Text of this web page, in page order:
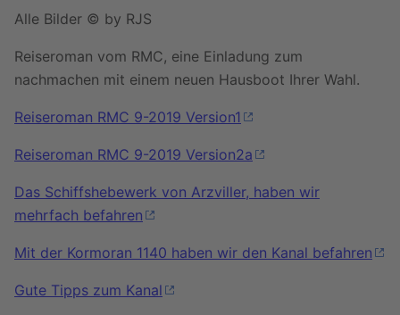
Alle Bilder © by RJS
Reiseroman vom RMC, eine Einladung zum
nachmachen mit einem neuen Hausboot Ihrer Wahl.
Reiseroman RMC 9-2019 Version1
Reiseroman RMC 9-2019 Version2a
Das Schiffshebewerk von Arzviller, haben wir
mehrfach befahren
Mit der Kormoran 1140 haben wir den Kanal befahren
Gute Tipps zum Kanal